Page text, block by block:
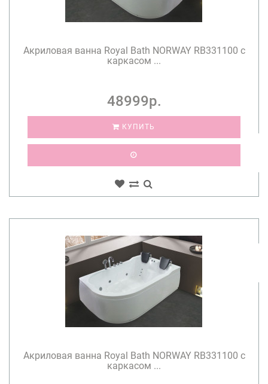
Акриловая ванна Royal Bath NORWAY RB331100 c
каркасом ...
48999р.
КУПИТЬ
Акриловая ванна Royal Bath NORWAY RB331100 c
каркасом ...